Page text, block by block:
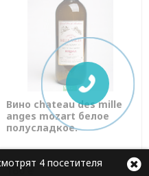
Вино chateau des mille
anges mozart белое
полусладкое.
160 ₴
4 посетителя